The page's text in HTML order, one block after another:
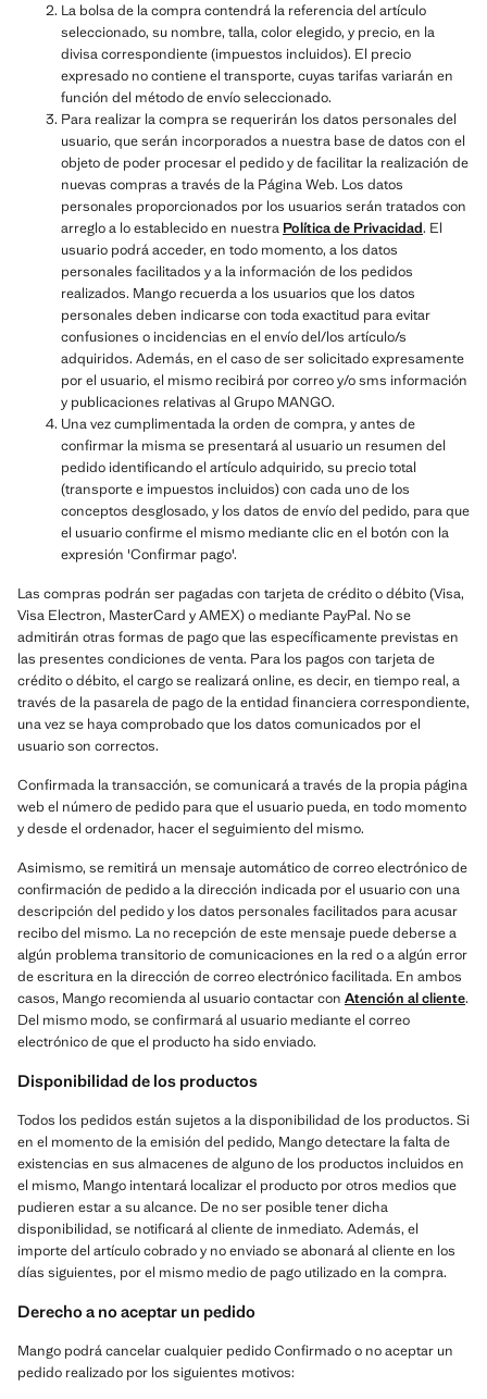
La bolsa de la compra contendrá la referencia del artículo
seleccionado, su nombre, talla, color elegido, y precio, en la
divisa correspondiente (impuestos incluidos). El precio
expresado no contiene el transporte, cuyas tarifas variarán en
función del método de envío seleccionado.
Para realizar la compra se requerirán los datos personales del
usuario, que serán incorporados a nuestra base de datos con el
objeto de poder procesar el pedido y de facilitar la realización de
nuevas compras a través de la Página Web. Los datos
personales proporcionados por los usuarios serán tratados con
arreglo a lo establecido en nuestra Política de Privacidad. El
usuario podrá acceder, en todo momento, a los datos
personales facilitados y a la información de los pedidos
realizados. Mango recuerda a los usuarios que los datos
personales deben indicarse con toda exactitud para evitar
confusiones o incidencias en el envío del/los artículo/s
adquiridos. Además, en el caso de ser solicitado expresamente
por el usuario, el mismo recibirá por correo y/o sms información
y publicaciones relativas al Grupo MANGO.
Una vez cumplimentada la orden de compra, y antes de
confirmar la misma se presentará al usuario un resumen del
pedido identificando el artículo adquirido, su precio total
(transporte e impuestos incluidos) con cada uno de los
conceptos desglosado, y los datos de envío del pedido, para que
el usuario confirme el mismo mediante clic en el botón con la
expresión 'Confirmar pago'.
Las compras podrán ser pagadas con tarjeta de crédito o débito (Visa,
Visa Electron, MasterCard y AMEX) o mediante PayPal. No se
admitirán otras formas de pago que las específicamente previstas en
las presentes condiciones de venta. Para los pagos con tarjeta de
crédito o débito, el cargo se realizará online, es decir, en tiempo real, a
través de la pasarela de pago de la entidad financiera correspondiente,
una vez se haya comprobado que los datos comunicados por el
usuario son correctos.
Confirmada la transacción, se comunicará a través de la propia página
web el número de pedido para que el usuario pueda, en todo momento
y desde el ordenador, hacer el seguimiento del mismo.
Asimismo, se remitirá un mensaje automático de correo electrónico de
confirmación de pedido a la dirección indicada por el usuario con una
descripción del pedido y los datos personales facilitados para acusar
recibo del mismo. La no recepción de este mensaje puede deberse a
algún problema transitorio de comunicaciones en la red o a algún error
de escritura en la dirección de correo electrónico facilitada. En ambos
casos, Mango recomienda al usuario contactar con Atención al cliente.
Del mismo modo, se confirmará al usuario mediante el correo
electrónico de que el producto ha sido enviado.
Disponibilidad de los productos
Todos los pedidos están sujetos a la disponibilidad de los productos. Si
en el momento de la emisión del pedido, Mango detectare la falta de
existencias en sus almacenes de alguno de los productos incluidos en
el mismo, Mango intentará localizar el producto por otros medios que
pudieren estar a su alcance. De no ser posible tener dicha
disponibilidad, se notificará al cliente de inmediato. Además, el
importe del artículo cobrado y no enviado se abonará al cliente en los
días siguientes, por el mismo medio de pago utilizado en la compra.
Derecho a no aceptar un pedido
Mango podrá cancelar cualquier pedido Confirmado o no aceptar un
pedido realizado por los siguientes motivos: